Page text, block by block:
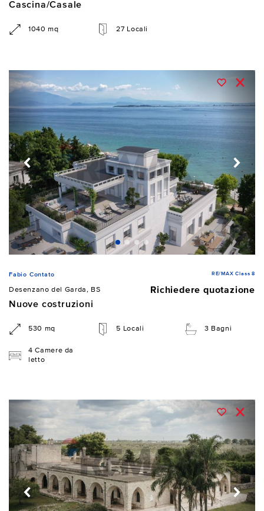
Cascina/Casale
1040 mq 27 Locali
Fabio Contato RE/MAX Class 8
Desenzano del Garda, BS
Richiedere quotazione
Nuove costruzioni
530 mq 5 Locali 3 Bagni
4 Camere da
letto